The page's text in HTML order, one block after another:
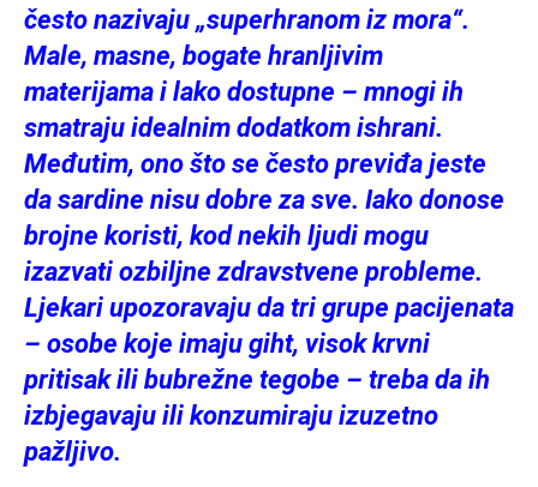
često nazivaju „superhranom iz mora“.
Male, masne, bogate hranljivim
materijama i lako dostupne – mnogi ih
smatraju idealnim dodatkom ishrani.
Međutim, ono što se često previđa jeste
da sardine nisu dobre za sve. Iako donose
brojne koristi, kod nekih ljudi mogu
izazvati ozbiljne zdravstvene probleme.
Ljekari upozoravaju da tri grupe pacijenata
– osobe koje imaju giht, visok krvni
pritisak ili bubrežne tegobe – treba da ih
izbjegavaju ili konzumiraju izuzetno
pažljivo.